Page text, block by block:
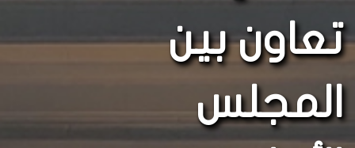
تعاون بين
المجلس